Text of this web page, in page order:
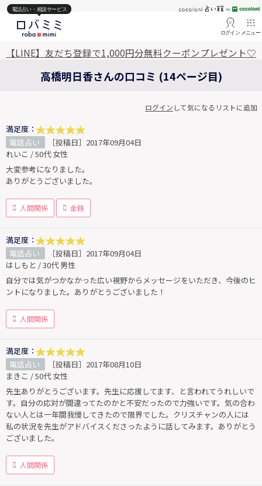
電話占い・相談サービス
ログイン メニュー
【LINE】友だち登録で1,000円分無料クーポンプレゼント♡
高橋明日香さんの口コミ (14ページ目)
ログイン して気になるリストに追加
満足度：
電話占い
［投稿日］2017年09月04日
れいこ / 50代 女性
大変参考になりました。
ありがとうございました。
人間関係 金銭
満足度：
電話占い
［投稿日］2017年09月04日
はしもと / 30代 男性
自分では気がつかなかった広い視野からメッセージをいただき、今後のヒ
ントになりました。ありがとうございました！
人間関係
満足度：
電話占い
［投稿日］2017年08月10日
まきこ / 50代 女性
先生ありがとうございます。先生に応援してます、と言われてうれしいで
す。自分の応対が間違ってたのかと不安だったので力強いです。気の合わ
ない人とは一年間我慢してきたので限界でした。クリスチャンの人には
私の状況を先生がアドバイスくださったように話してみます。ありがとう
ございました。
人間関係